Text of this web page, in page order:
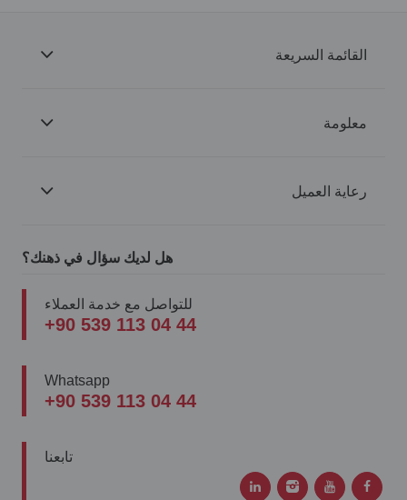
القائمة السريعة
معلومة
رعاية العميل
هل لديك سؤال في ذهنك؟
للتواصل مع خدمة العملاء
+90 539 113 04 44
Whatsapp
+90 539 113 04 44
تابعنا